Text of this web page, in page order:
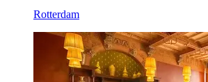
Rotterdam